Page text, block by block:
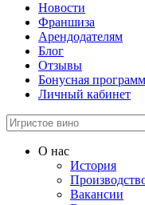
Новости
Франшиза
Арендодателям
Блог
Отзывы
Бонусная
Личный кабинет
О нас
История
Вакансии